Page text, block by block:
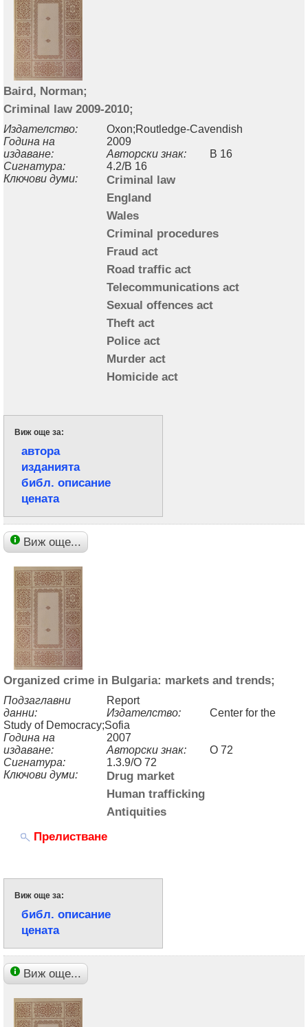
Baird, Norman;
Criminal law 2009-2010;
Издателство:
Oxon;Routledge-Cavendish
Година на
издаване:
2009
Авторски знак:
B 16
Сигнатура:
4.2/B 16
Ключови думи:
Criminal law
England
Wales
Criminal procedures
Fraud act
Road traffic act
Telecommunications act
Sexual offences act
Theft act
Police act
Murder act
Homicide act
Виж още за:
автора
изданията
библ. описание
цената
Виж още...
Organized crime in Bulgaria: markets and trends;
Подзаглавни
данни:
Report
Издателство:
Center for the
Study of Democracy;Sofia
Година на
издаване:
2007
Авторски знак:
O 72
Сигнатура:
1.3.9/O 72
Ключови думи:
Drug market
Human trafficking
Antiquities
Прелистване
Виж още за:
библ. описание
цената
Виж още...